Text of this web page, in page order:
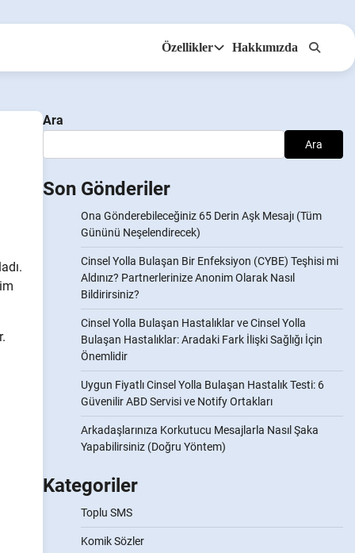
Özellikler Hakkımızda
Ara
Ara
Son Gönderiler
Ona Gönderebileceğiniz 65 Derin Aşk Mesajı (Tüm
Gününü Neşelendirecek)
Cinsel Yolla Bulaşan Bir Enfeksiyon (CYBE) Teşhisi mi
Aldınız? Partnerlerinize Anonim Olarak Nasıl
Bildirirsiniz?
Cinsel Yolla Bulaşan Hastalıklar ve Cinsel Yolla
Bulaşan Hastalıklar: Aradaki Fark İlişki Sağlığı İçin
Önemlidir
Uygun Fiyatlı Cinsel Yolla Bulaşan Hastalık Testi: 6
Güvenilir ABD Servisi ve Notify Ortakları
Arkadaşlarınıza Korkutucu Mesajlarla Nasıl Şaka
Yapabilirsiniz (Doğru Yöntem)
Kategoriler
Toplu SMS
Komik Sözler